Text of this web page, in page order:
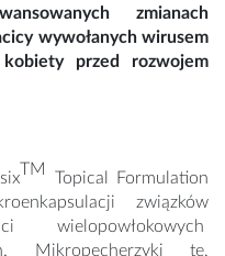
zmianach
wywołanych wirusem
przed rozwojem
TM
Topical Formulation
związków
wielopowłokowych
Mikropęcherzyki te,